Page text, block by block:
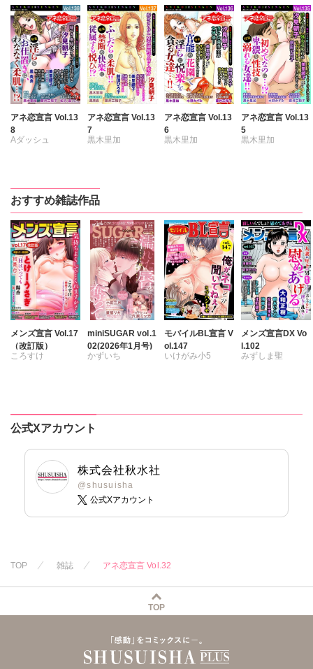
アネ恋宣言 Vol.13
8
Aダッシュ
中村晴子
藤井三和子
美里繚子 鳳青良
愛かほる
アネ恋宣言 Vol.13
7
黒木里加
中村晴子
藤井三和子
美里繚子 鳳青良
愛かほる
アネ恋宣言 Vol.13
6
黒木里加
藤井三和子
美里繚子
愛かほる
アネ恋宣言 Vol.13
5
黒木里加
藤井三和子
美里繚子
愛かほる
おすすめ雑誌作品
メンズ宣言 Vol.17
（改訂版）
ころすけ
相澤みさを
孫陽州
樋口あや
岬ゆきひろ 陽香
miniSUGAR vol.1
02(2026年1月号)
かずいち
桐嶋ショウコ
小田三月
星脇リカ
清水沙斗子
海月うる子
さくら蒼
小出ちゃこ
モバイルBL宣言 V
ol.147
いけがみ小5
メンズ宣言DX Vo
l.102
みずしま聖
葉月かずお
公式Xアカウント
株式会社秋水社
@shusuisha
公式Xアカウント
TOP 雑誌 アネ恋宣言 Vol.32
TOP